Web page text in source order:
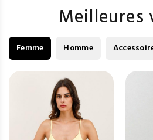
Meilleures
Femme Homme